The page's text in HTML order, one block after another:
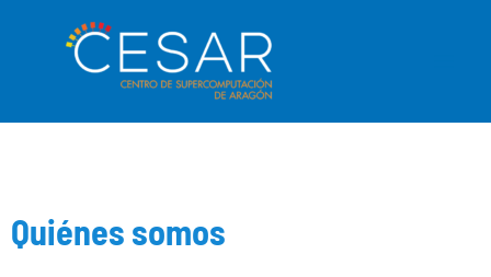
Quiénes somos